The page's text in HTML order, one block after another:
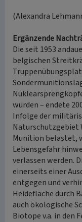
(Alexandra
Ergänzende
Die seit 1953
belgischen
wurden – endete
Infolge der
Naturschutzgebiet
Munition belastet,
Lebensgefahr
verlassen werden.
einerseits einer
entgegen und
Heidefläche durch
auch ökologische
Biotope v.a. in den